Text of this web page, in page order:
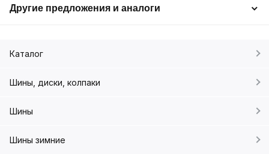
Другие предложения и аналоги
Каталог
Шины, диски, колпаки
Шины
Шины зимние